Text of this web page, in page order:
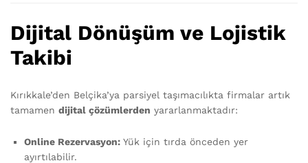
Dijital Dönüşüm ve Lojistik
Takibi
Kırıkkale’den Belçika’ya parsiyel taşımacılıkta firmalar artık
tamamen dijital çözümlerden yararlanmaktadır:
Online Rezervasyon: Yük için tırda önceden yer
ayırtılabilir.